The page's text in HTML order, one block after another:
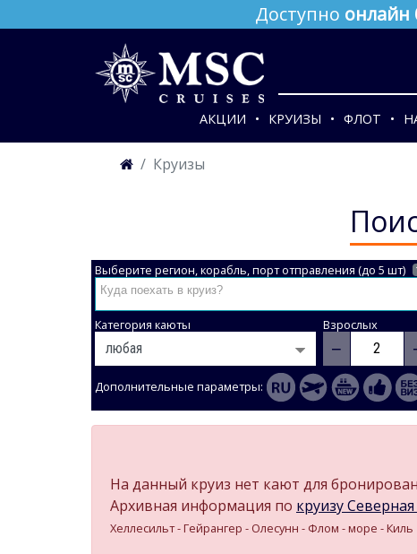
Доступно онлайн
АКЦИИ КРУИЗЫ ФЛОТ
Круизы
Выберите регион, корабль, порт отправления (до 5 шт)
Категория каюты Взрослых
−
Дополнительные параметры:
На данный круиз нет кают для
Архивная информация по круизу
Хеллесильт - Гейрангер - Олесунн - Флом - море - Киль